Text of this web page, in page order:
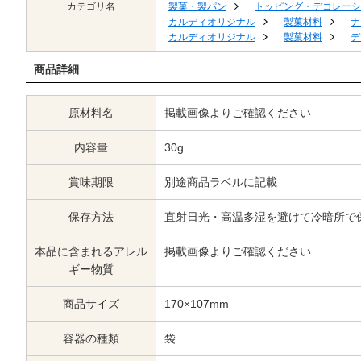
カテゴリ名 製菓・製パン
トッピング・デコレー
カルディオリジナル
製菓材料
カルディオリジナル
製菓材料
商品詳細
原材料名 掲載画像よりご確認ください
内容量 30g
賞味期限 別途商品ラベルに記載
保存方法 直射日光・高温多湿を避けて冷暗所で
本品に含まれるアレル
ギー物質
掲載画像よりご確認ください
商品サイズ 170×107mm
容器の種類 袋